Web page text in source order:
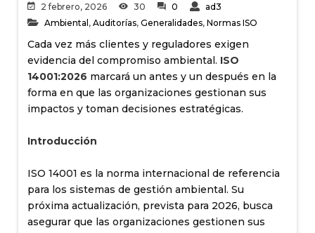
2 febrero, 2026 30 0
ad3
Ambiental,Auditorías,Generalidades,Normas ISO
Cada vez más clientes y reguladores exigen
evidencia del compromiso ambiental. ISO
14001:2026 marcará un antes y un después en la
forma en que las organizaciones gestionan sus
impactos y toman decisiones estratégicas.
Introducción
ISO 14001 es la norma internacional de referencia
para los sistemas de gestión ambiental. Su
próxima actualización, prevista para 2026, busca
asegurar que las organizaciones gestionen sus